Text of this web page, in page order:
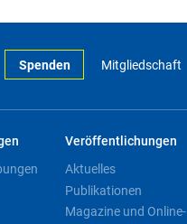
Spenden Mitgliedschaft
Veröffentlichungen
Aktuelles
Publikationen
Magazine und Online-